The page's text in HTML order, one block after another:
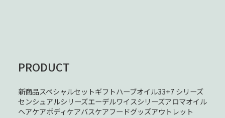
PRODUCT
新商品スペシャルセットギフトハーブオイル33+7 シリーズ
センシュアルシリーズエーデルワイスシリーズアロマオイル
ヘアケアボディケアバスケアフードグッズアウトレット